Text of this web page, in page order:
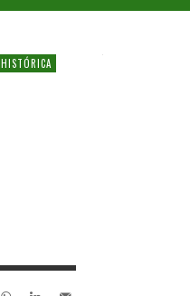
HISTÓRICA